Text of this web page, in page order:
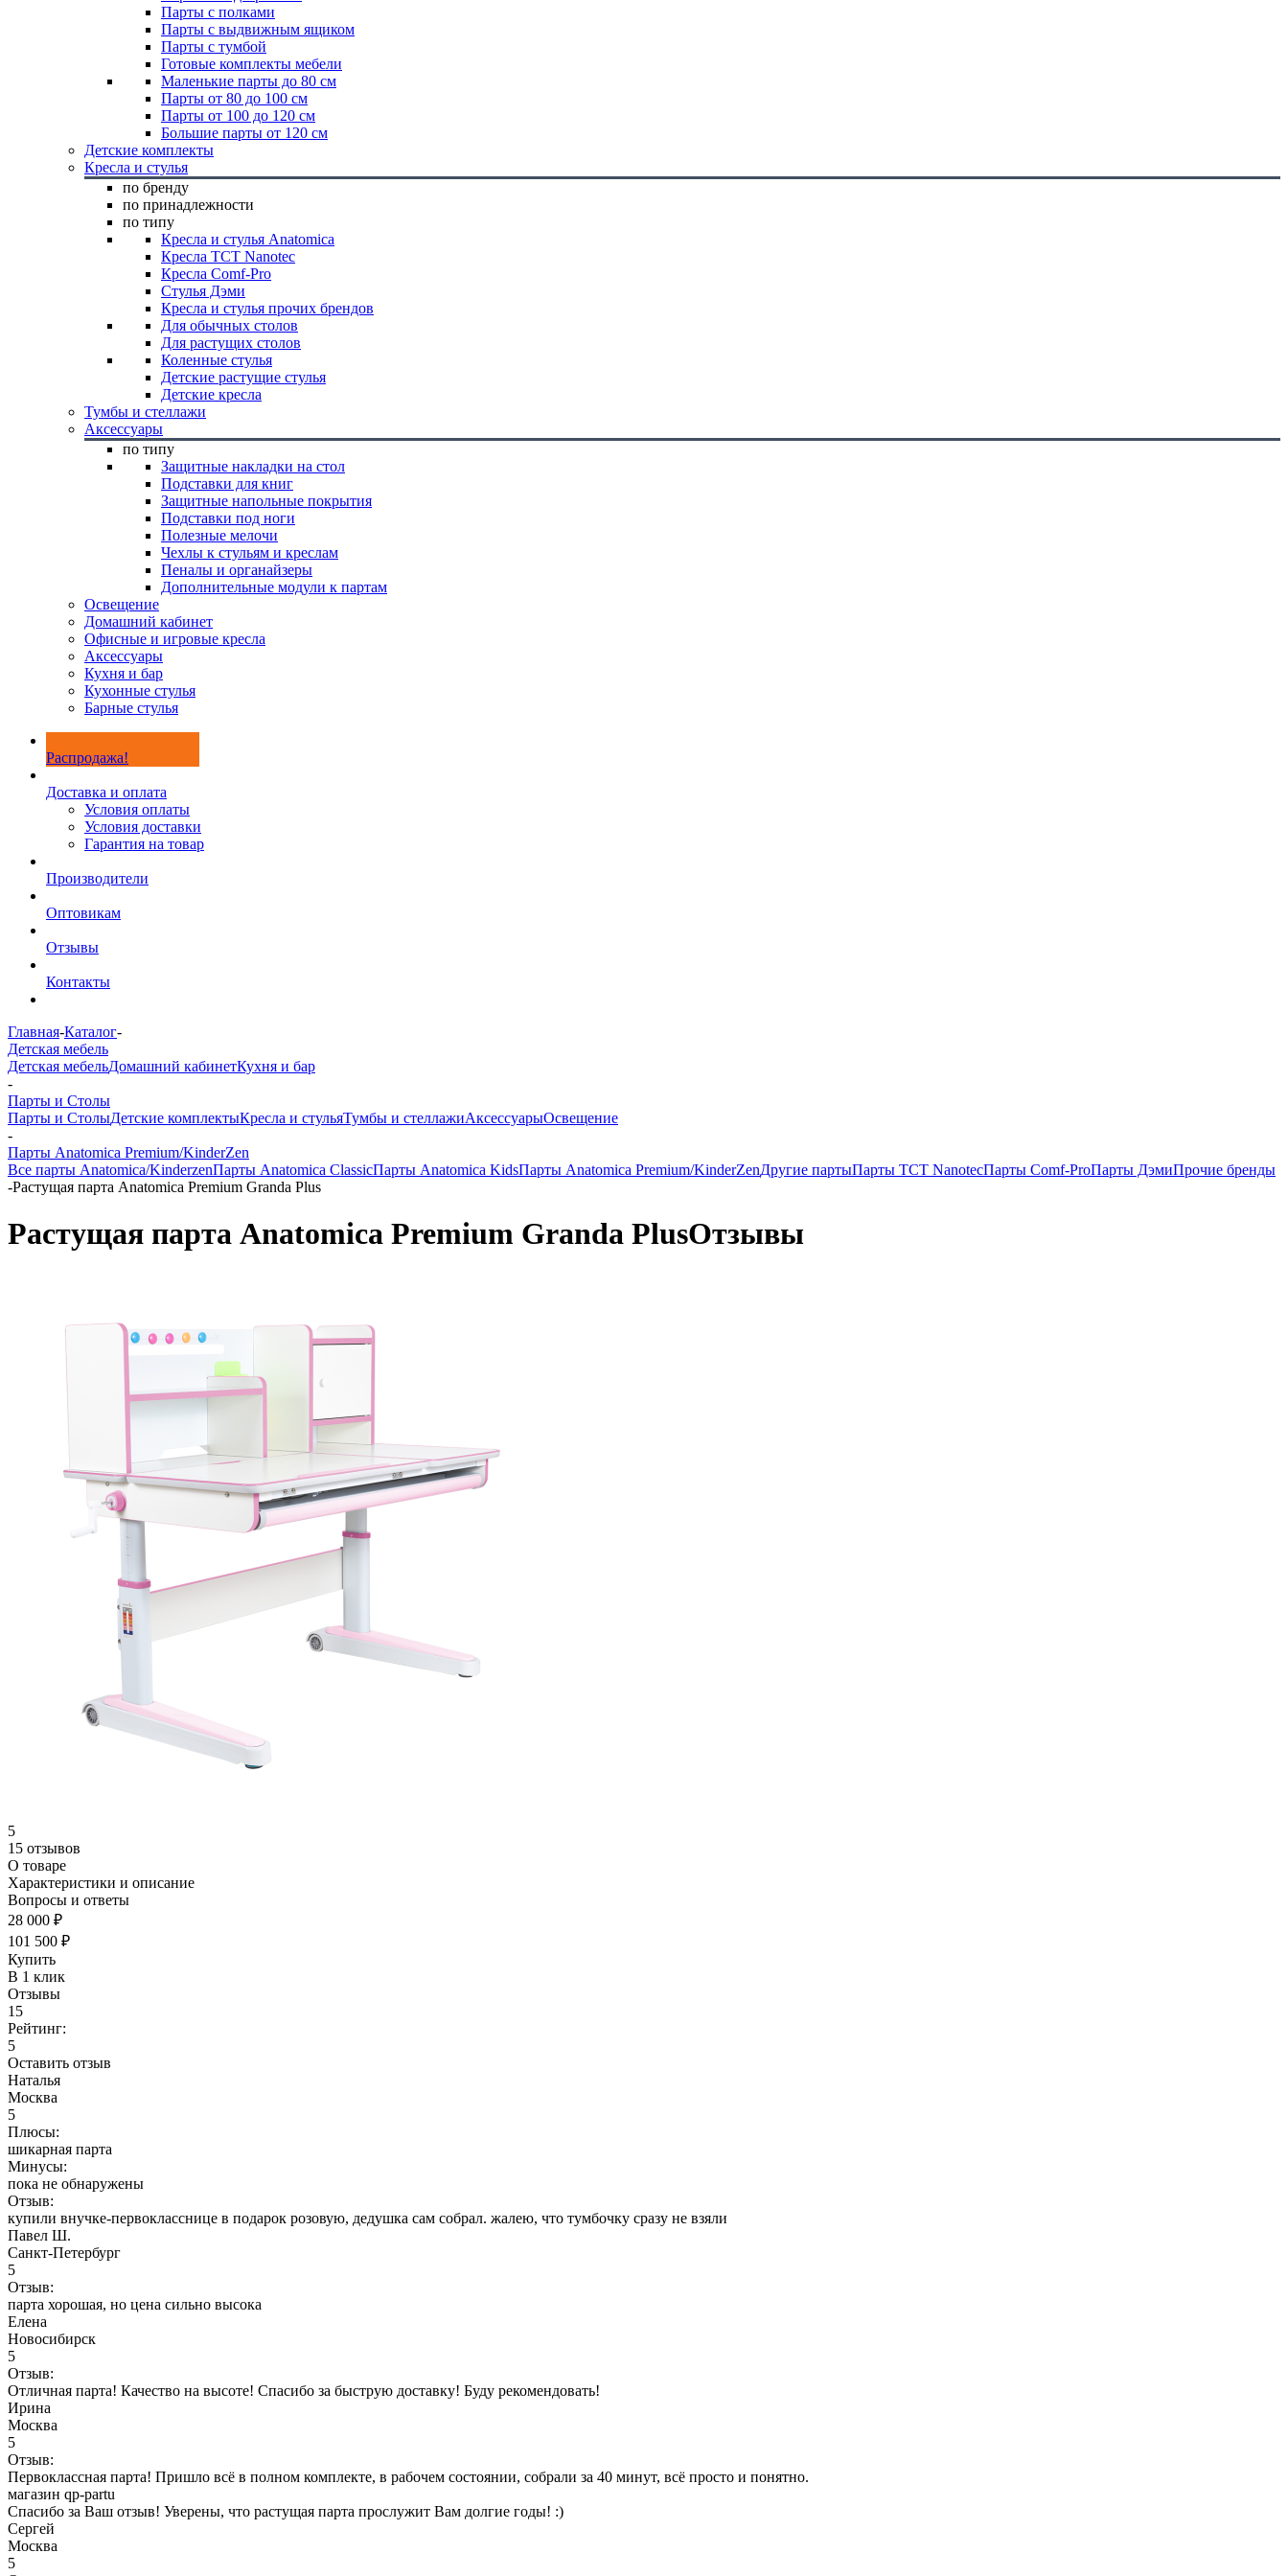
Парты с полками
Парты с выдвижным ящиком
Парты с тумбой
Готовые комплекты мебели
Маленькие парты до 80 см
Парты от 80 до 100 см
Парты от 100 до 120 см
Большие парты от 120 см
Детские комплекты
Кресла и стулья
по бренду
по принадлежности
по типу
Кресла и стулья Anatomica
Кресла TCT Nanotec
Кресла Comf-Pro
Стулья Дэми
Кресла и стулья прочих брендов
Для обычных столов
Для растущих столов
Коленные стулья
Детские растущие стулья
Детские кресла
Тумбы и стеллажи
Аксессуары
по типу
Защитные накладки на стол
Подставки для книг
Защитные напольные покрытия
Подставки под ноги
Полезные мелочи
Чехлы к стульям и креслам
Пеналы и органайзеры
Дополнительные модули к партам
Освещение
Домашний кабинет
Офисные и игровые кресла
Аксессуары
Кухня и бар
Кухонные стулья
Барные стулья
Распродажа!
Доставка и оплата
Условия оплаты
Условия доставки
Гарантия на товар
Производители
Оптовикам
Отзывы
Контакты
Главная-Каталог-
Детская мебель
Детская мебельДомашний кабинетКухня и бар
-
Парты и Столы
Парты и СтолыДетские комплектыКресла и стульяТумбы и стеллажиАксессуарыОсвещение
-
Парты Anatomica Premium/KinderZen
Все парты Anatomica/KinderzenПарты Anatomica ClassicПарты Anatomica KidsПарты Anatomica Premium/KinderZenДругие партыПарты TCT NanotecПарты Comf-ProПарты ДэмиПрочие бренды
-Растущая парта Anatomica Premium Granda Plus
Растущая парта Anatomica Premium Granda PlusОтзывы
5
15 отзывов
О товаре
Характеристики и описание
Вопросы и ответы
28 000 ₽
101 500 ₽
Купить
В 1 клик
Отзывы
15
Рейтинг:
5
Оставить отзыв
Наталья
Москва
5
Плюсы:
шикарная парта
Минусы:
пока не обнаружены
Отзыв:
купили внучке-первокласснице в подарок розовую, дедушка сам собрал. жалею, что тумбочку сразу не взяли
Павел Ш.
Санкт-Петербург
5
Отзыв:
парта хорошая, но цена сильно высока
Елена
Новосибирск
5
Отзыв:
Отличная парта! Качество на высоте! Спасибо за быструю доставку! Буду рекомендовать!
Ирина
Москва
5
Отзыв:
Первоклассная парта! Пришло всё в полном комплекте, в рабочем состоянии, собрали за 40 минут, всё просто и понятно.
магазин qp-partu
Спасибо за Ваш отзыв! Уверены, что растущая парта прослужит Вам долгие годы! :)
Сергей
Москва
5